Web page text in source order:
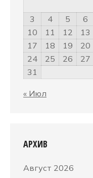
3
4 5 6
10
11 12 13
17
18 19 20
24
25 26 27
31
« Июл
АРХИВ
Август 2026